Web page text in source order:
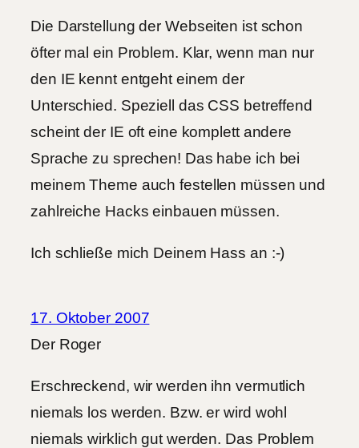
Die Darstellung der Webseiten ist schon
öfter mal ein Problem. Klar, wenn man nur
den IE kennt entgeht einem der
Unterschied. Speziell das CSS betreffend
scheint der IE oft eine komplett andere
Sprache zu sprechen! Das habe ich bei
meinem Theme auch festellen müssen und
zahlreiche Hacks einbauen müssen.
Ich schließe mich Deinem Hass an :-)
17. Oktober 2007
Der Roger
Erschreckend, wir werden ihn vermutlich
niemals los werden. Bzw. er wird wohl
niemals wirklich gut werden. Das Problem